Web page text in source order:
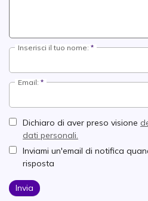
Inserisci il tuo nome:
Email:
Dichiaro di aver preso visione
dati personali.
Inviami un'email di notifica
risposta
Invia